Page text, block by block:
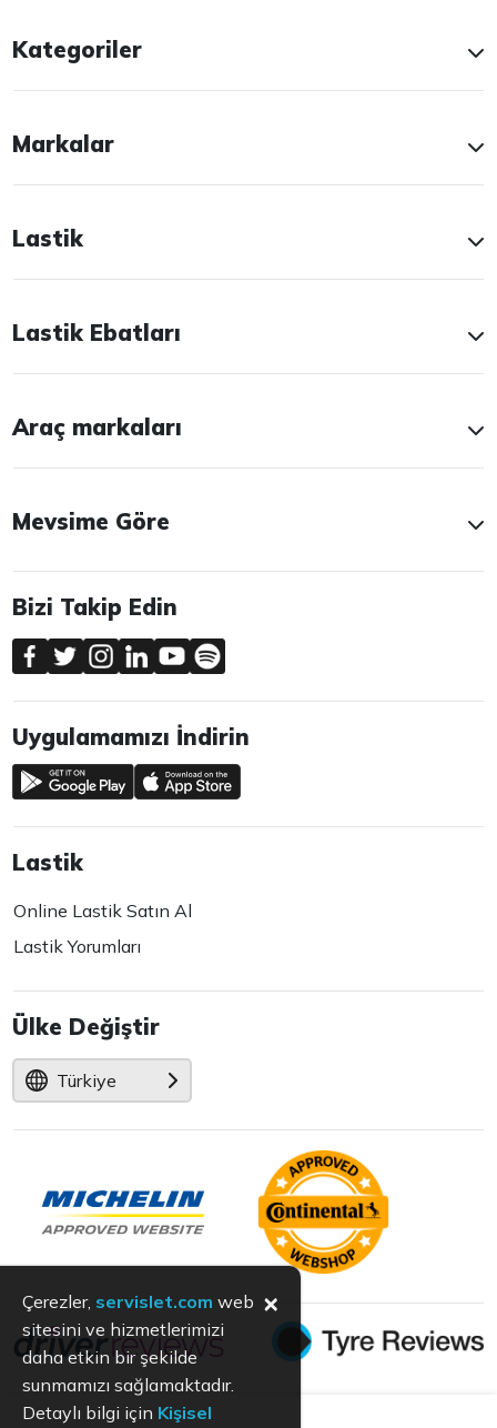
Kategoriler
Markalar
Lastik
Lastik Ebatları
Araç markaları
Mevsime Göre
Bizi Takip Edin
Uygulamamızı İndirin
Lastik
Online Lastik Satın Al
Lastik Yorumları
Ülke Değiştir
Türkiye
Çerezler, servislet.com web
sitesini ve hizmetlerimizi
daha etkin bir şekilde
sunmamızı sağlamaktadır.
Detaylı bilgi için Kişisel
×